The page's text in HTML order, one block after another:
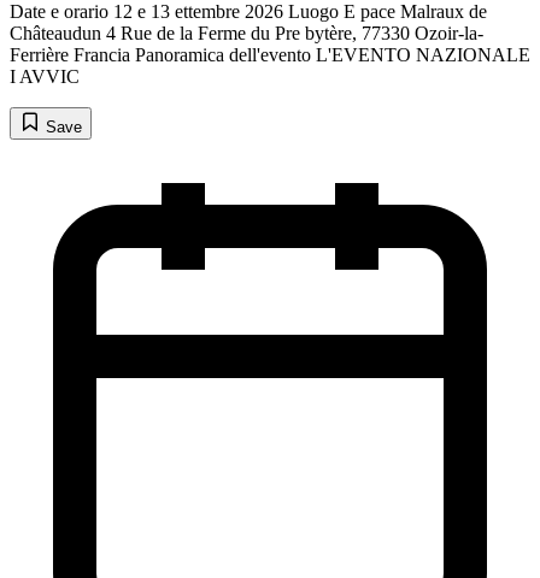
Date e orario 12 e 13 ettembre 2026 Luogo E pace Malraux de
Châteaudun 4 Rue de la Ferme du Pre bytère, 77330 Ozoir-la-
Ferrière Francia Panoramica dell'evento L'EVENTO NAZIONALE
I AVVIC
Save